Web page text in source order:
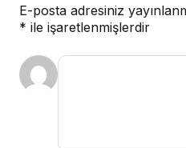
E-posta adresiniz
* ile işaretlenmişlerdir